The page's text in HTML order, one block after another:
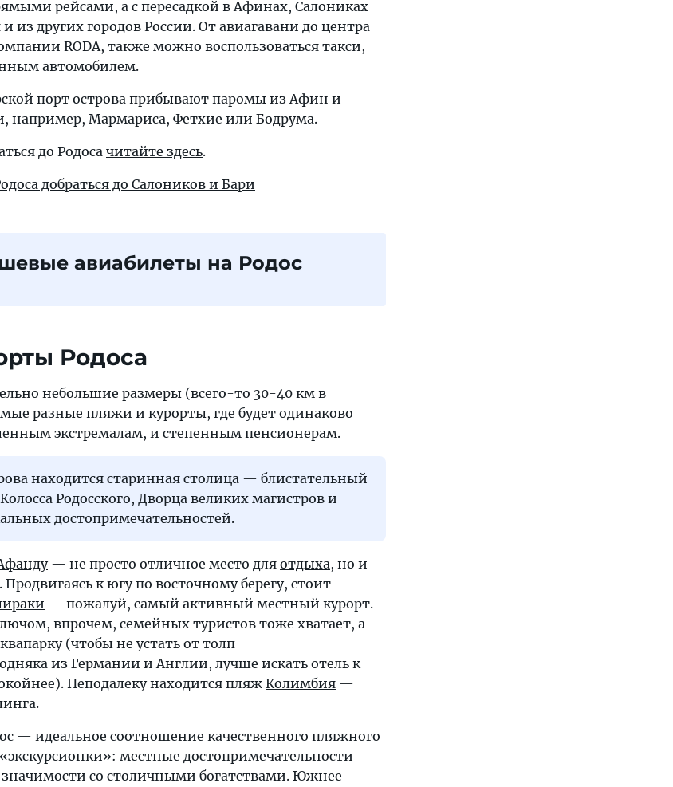
рейсами, а с пересадкой в Афинах, Салониках
из других городов России. От авиагавани до центра
RODA, также можно воспользоваться такси,
автомобилем.
порт острова прибывают паромы из Афин и
например, Мармариса, Фетхие или Бодрума.
до Родоса читайте здесь.
добраться до Салоников и Бари
авиабилеты на Родос
Родоса
небольшие размеры (всего-то 30-40 км в
разные пляжи и курорты, где будет одинаково
экстремалам, и степенным пенсионерам.
находится старинная столица — блистательный
Родосского, Дворца великих магистров и
достопримечательностей.
— не просто отличное место для отдыха, но и
к югу по восточному берегу, стоит
— пожалуй, самый активный местный курорт.
впрочем, семейных туристов тоже хватает, а
(чтобы не устать от толп
из Германии и Англии, лучше искать отель к
Неподалеку находится пляж Колимбия —
— идеальное соотношение качественного пляжного
местные достопримечательности
значимости со столичными богатствами. Южнее